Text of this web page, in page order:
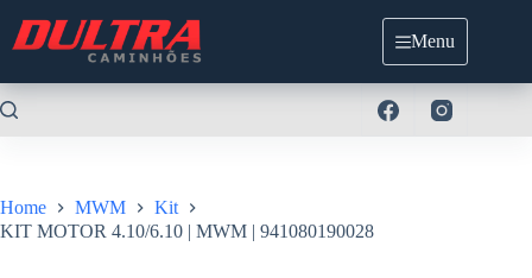
para
Menu
Home MWM
Kit
KIT MOTOR 4.10/6.10 | MWM | 941080190028